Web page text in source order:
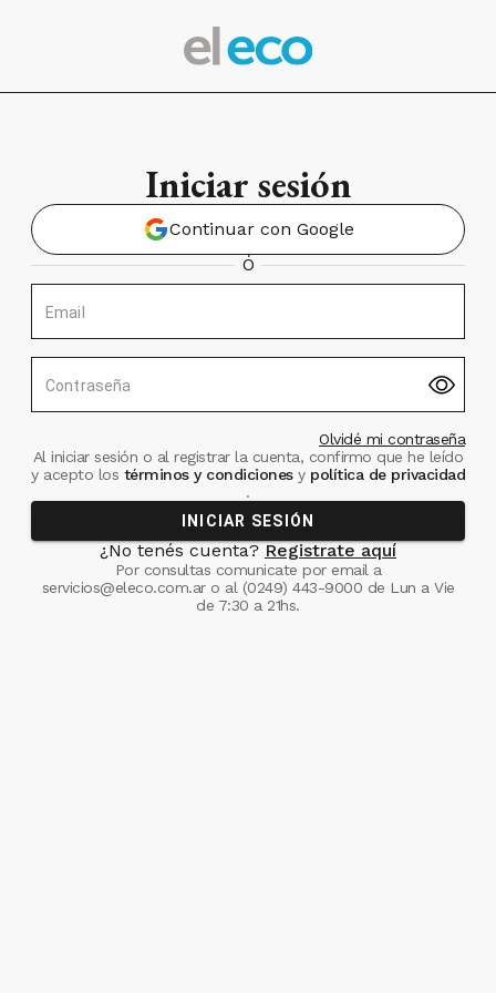
Iniciar sesión
Continuar con Google
Ó
Email
Contraseña
Olvidé mi contraseña
Al iniciar sesión o al registrar la cuenta, confirmo que he leído
y acepto los términos y condiciones ypolítica de privacidad
.
INICIAR SESIÓN
¿No tenés cuenta? Registrate aquí
Por consultas comunicate por email a
servicios@eleco.com.aro al (0249) 443-9000 de Lun a Vie
de 7:30 a 21hs.